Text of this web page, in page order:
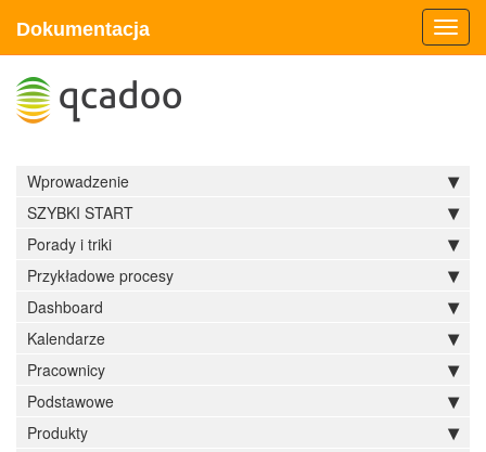
Dokumentacja
Wprowadzenie
SZYBKI START
Porady i triki
Przykładowe procesy
Dashboard
Kalendarze
Pracownicy
Podstawowe
Produkty